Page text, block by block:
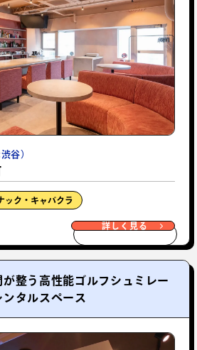
谷）
ック・キャバクラ
詳しく見る
整う高性能ゴルフシュミレー
タルスペース